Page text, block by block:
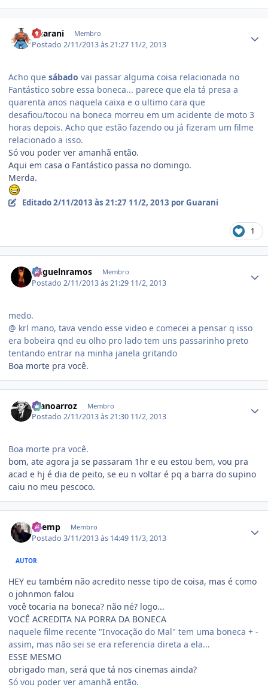
Guarani Membro
Postado2/11/2013 às 21:27 11/2, 2013
Acho que sábado vai passar alguma coisa relacionada no
Fantástico sobre essa boneca... parece que ela tá presa a
quarenta anos naquela caixa e o ultimo cara que
desafiou/tocou na boneca morreu em um acidente de moto 3
horas depois. Acho que estão fazendo ou já fizeram um filme
relacionado a isso.
Só vou poder ver amanhã então.
Aqui em casa o Fantástico passa no domingo.
Merda.
Editado2/11/2013 às 21:27 11/2, 2013 por Guarani
1
miguelnramos Membro
Postado2/11/2013 às 21:29 11/2, 2013
medo.
@ krl mano, tava vendo esse video e comecei a pensar q isso
era bobeira qnd eu olho pro lado tem uns passarinho preto
tentando entrar na minha janela gritando
Boa morte pra você.
manoarroz Membro
Postado2/11/2013 às 21:30 11/2, 2013
Boa morte pra você.
bom, ate agora ja se passaram 1hr e eu estou bem, vou pra
acad e hj é dia de peito, se eu n voltar é pq a barra do supino
caiu no meu pescoco.
Shemp Membro
Postado3/11/2013 às 14:49 11/3, 2013
AUTOR
HEY eu também não acredito nesse tipo de coisa, mas é como
o johnmon falou
você tocaria na boneca? não né? logo...
VOCÊ ACREDITA NA PORRA DA BONECA
naquele filme recente "Invocação do Mal" tem uma boneca + -
assim, mas não sei se era referencia direta a ela...
ESSE MESMO
obrigado man, será que tá nos cinemas ainda?
Só vou poder ver amanhã então.